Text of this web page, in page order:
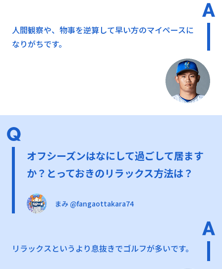
人間観察や、物事を逆算して早い方のマイペースに
なりがちです。
オフシーズンはなにして過ごして居ます
か？とっておきのリラックス方法は？
まみ @fangaottakara74
リラックスというより息抜きでゴルフが多いです。